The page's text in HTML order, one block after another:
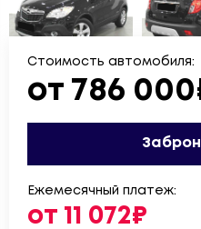
Стоимость автомобиля:
от 786
Ежемесячный платеж:
от 11 072₽